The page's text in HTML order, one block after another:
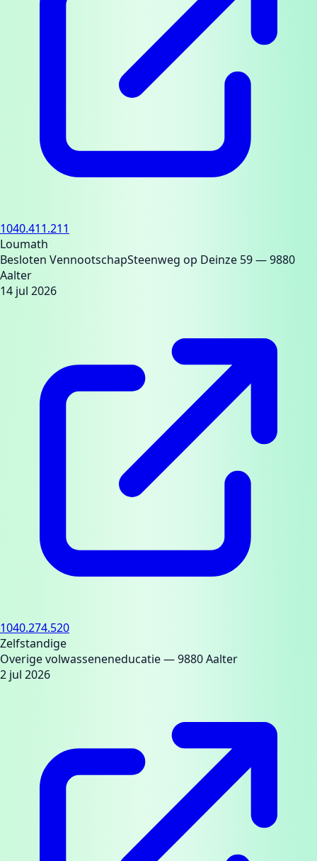
1040.411.211
Loumath
Besloten VennootschapSteenweg op Deinze 59— 9880
Aalter
14 jul 2026
1040.274.520
Zelfstandige
Overige volwasseneneducatie— 9880 Aalter
2 jul 2026